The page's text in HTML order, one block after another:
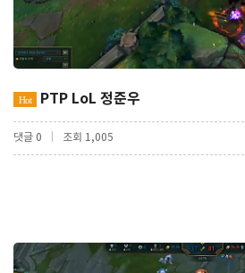
Hot PTP LoL 정준우
댓글 0 조회 1,005